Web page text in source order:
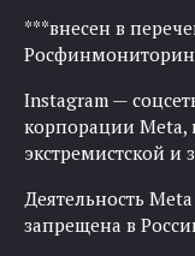
***внесен в
Instagram —
корпорации Meta,
экстремистской и
Деятельность
запрещена в